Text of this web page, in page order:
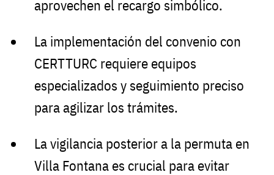
aprovechen el recargo simbólico.
La implementación del convenio con
CERTTURC requiere equipos
especializados y seguimiento preciso
para agilizar los trámites.
La vigilancia posterior a la permuta en
Villa Fontana es crucial para evitar